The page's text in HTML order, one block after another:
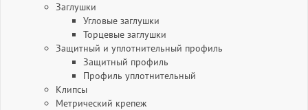
Заглушки
Угловые заглушки
Торцевые заглушки
Защитный и уплотнительный профиль
Защитный профиль
Профиль уплотнительный
Клипсы
Метрический крепеж